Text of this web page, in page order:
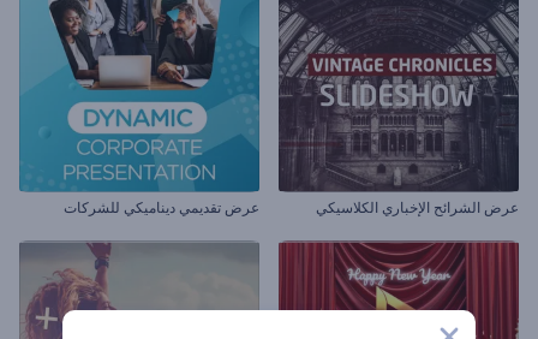
عرض الشرائح الإخباري الكلاسيكي عرض تقديمي ديناميكي للشركات